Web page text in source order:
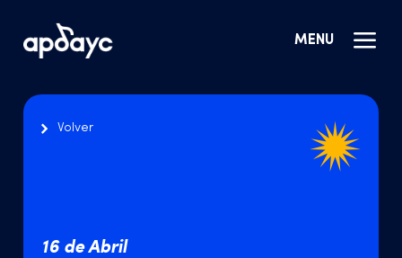
MENU
Volver
16 de Abril